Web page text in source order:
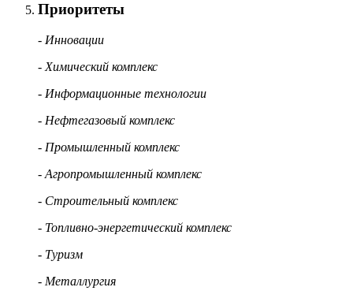
Приоритеты
- Инновации
- Химический комплекс
- Информационные технологии
- Нефтегазовый комплекс
- Промышленный комплекс
- Агропромышленный комплекс
- Строительный комплекс
- Топливно-энергетический комплекс
- Туризм
- Металлургия